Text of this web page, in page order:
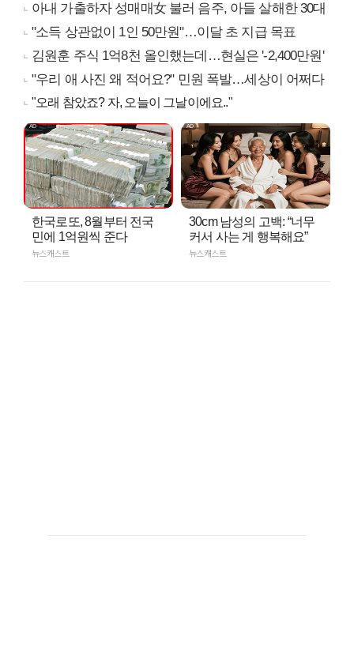
아내 가출하자 성매매女 불러 음주, 아들 살해한 30대
"소득 상관없이 1인 50만원"…이달 초 지급 목표
김원훈 주식 1억8천 올인했는데…현실은 '-2,400만원'
"우리 애 사진 왜 적어요?" 민원 폭발…세상이 어쩌다
"오래 참았죠? 자, 오늘이 그날이에요.."
한국로또, 8월부터 전국
민에 1억원씩 준다
뉴스캐스트
30cm 남성의 고백: “너무
커서 사는 게 행복해요”
뉴스캐스트